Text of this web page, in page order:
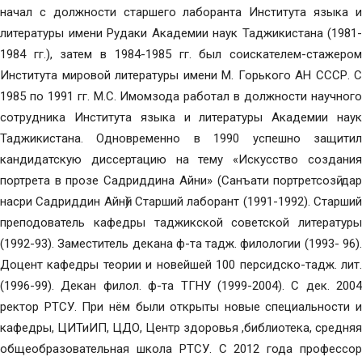
начал с должности старшего лаборанта Института языка и
литературы имени Рудаки Академии наук Таджикистана (1981-
1984 гг.), затем в 1984-1985 гг. был соискателем-стажером
Института мировой литературы имени М. Горького АН СССР. С
1985 по 1991 гг. М.С. Имомзода работал в должности научного
сотрудника Института языка и литературы Академии наук
Таджикистана. Одновременно в 1990 успешно защитил
кандидатскую диссертацию на тему «Искусство создания
портрета в прозе Садриддина Айни» (Санъати портретсозӣ дар
насри Садриддин Айнӣ). Старший лаборант (1991-1992). Старший
преподователь кафедры таджикской советской литературы
(1992-93). Заместитель декана ф-та тадж. филологии (1993- 96).
Доцент кафедры теории и новейшей 100 персидско-тадж. лит.
(1996-99). Декан филол. ф-та ТГНУ (1999-2004). С дек. 2004
ректор РТСУ. При нём были открыты новые специальности и
кафедры, ЦИТиИП, ЦДО, Центр здоровья ,библиотека, средняя
общеобразовательная школа РТСУ. С 2012 года профессор